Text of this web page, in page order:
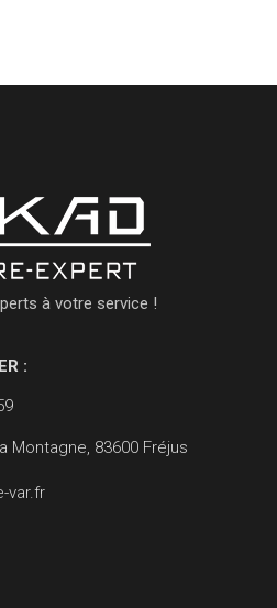
à votre service !
:
Montagne, 83600 Fréjus
var.fr